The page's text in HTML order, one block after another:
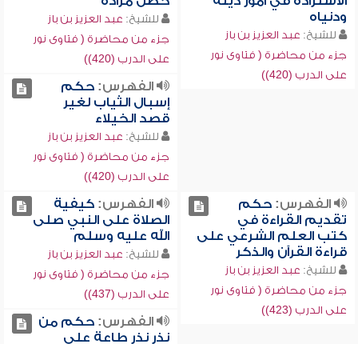
ودنياه
للشيخ: عبد العزيز بن باز
جزء من محاضرة ( فتاوى نور
على الدرب (420))
للشيخ: عبد العزيز بن باز
جزء من محاضرة ( فتاوى نور
على الدرب (420))
الفهرس:حكم
إسبال الثياب لغير
قصد الخيلاء
للشيخ: عبد العزيز بن باز
جزء من محاضرة ( فتاوى نور
على الدرب (420))
الفهرس:حكم
تقديم القراءة في
كتب العلم الشرعي على
قراءة القرآن والذكر
للشيخ: عبد العزيز بن باز
جزء من محاضرة ( فتاوى نور
على الدرب (423))
الفهرس:كيفية
الصلاة على النبي صلى
الله عليه وسلم
للشيخ: عبد العزيز بن باز
جزء من محاضرة ( فتاوى نور
على الدرب (437))
الفهرس:حكم من
نذر نذر طاعة على